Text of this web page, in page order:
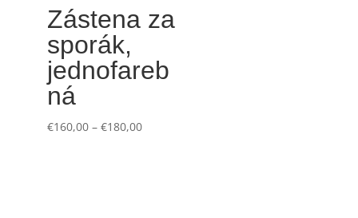
Zástena za
sporák,
jednofareb
ná
€160,00– €180,00